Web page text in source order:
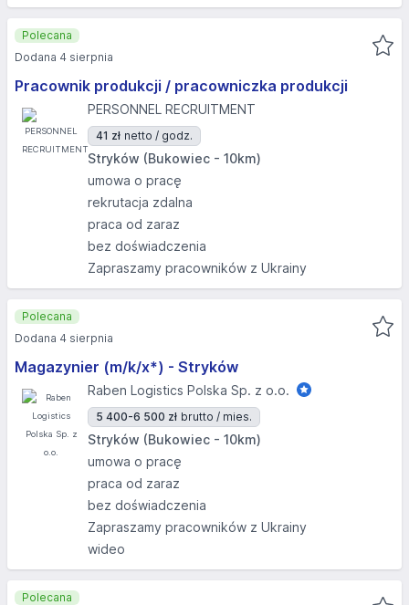
Pracownik produkcji / pracowniczka produkcji
PERSONNEL RECRUITMENT
41 zł netto / godz.
Stryków (Bukowiec - 10km)
umowa o pracę
rekrutacja zdalna
praca od zaraz
bez doświadczenia
Zapraszamy pracowników z Ukrainy
Polecana
Dodana 4 sierpnia
Magazynier (m/k/x*) - Stryków
Raben Logistics Polska Sp. z o.o.
5 400-6 500 zł brutto / mies.
Stryków (Bukowiec - 10km)
umowa o pracę
praca od zaraz
bez doświadczenia
Zapraszamy pracowników z Ukrainy
wideo
Polecana
Dodana 4 sierpnia
Polecana